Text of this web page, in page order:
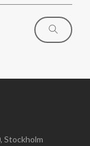
Stockholm